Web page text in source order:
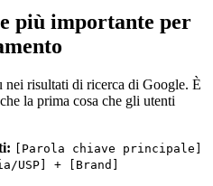
più importante per
risultati di ricerca di Google. È
la prima cosa che gli utenti
[Parola chiave principale]
USP] + [Brand]